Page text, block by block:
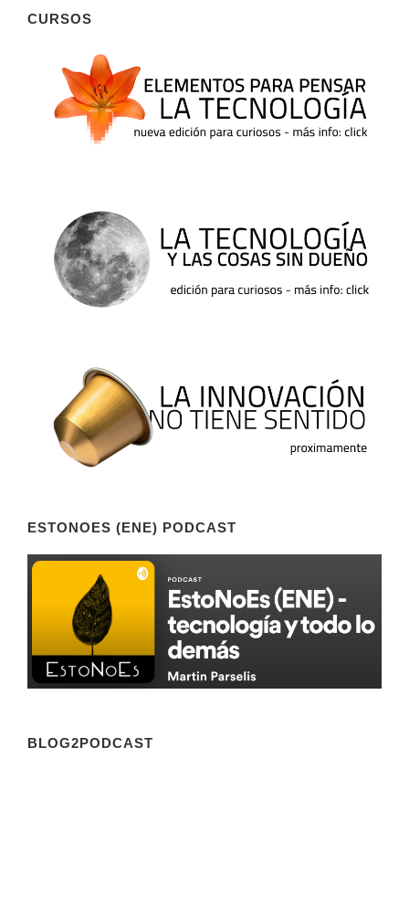
CURSOS
ESTONOES (ENE) PODCAST
BLOG2PODCAST